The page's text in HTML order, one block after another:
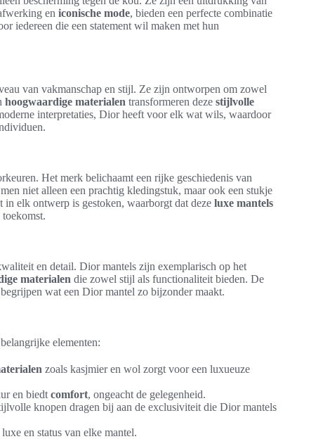
en iconische mode, bieden een perfecte combinatie
iedereen die een statement wil maken met hun
van vakmanschap en stijl. Ze zijn ontworpen om zowel
hoogwaardige materialen transformeren deze stijlvolle
interpretaties, Dior heeft voor elk wat wils, waardoor
Het merk belichaamt een rijke geschiedenis van
niet alleen een prachtig kledingstuk, maar ook een stukje
in elk ontwerp is gestoken, waarborgt dat deze luxe mantels
en detail. Dior mantels zijn exemplarisch op het
materialen die zowel stijl als functionaliteit bieden. De
wat een Dior mantel zo bijzonder maakt.
elementen:
zoals kasjmier en wol zorgt voor een luxueuze
en biedt comfort, ongeacht de gelegenheid.
knopen dragen bij aan de exclusiviteit die Dior mantels
en status van elke mantel.